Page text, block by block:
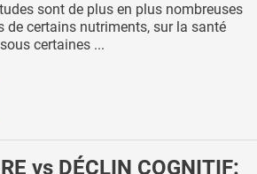
sont de plus en plus nombreuses
de certains nutriments, sur la santé
certaines ...
vs DÉCLIN COGNITIF: